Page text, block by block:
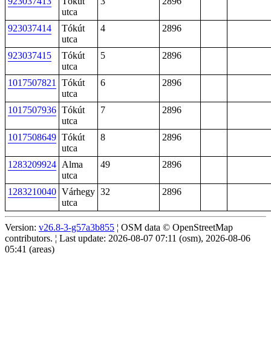
utca
923037414
Tókút
utca
4 2896
923037415
Tókút
utca
5 2896
1017507821
Tókút
utca
6 2896
1017507936 Tókút
utca
7 2896
1017508649 Tókút
utca
8 2896
1283209924 Alma
utca
49 2896
1283210040 Várhegy
utca
32 2896
Version: v26.8-3-g57a3b855 ¦ OSM data © OpenStreetMap
contributors. ¦ Last update: 2026-08-07 07:11 (osm), 2026-08-06
05:41 (areas)